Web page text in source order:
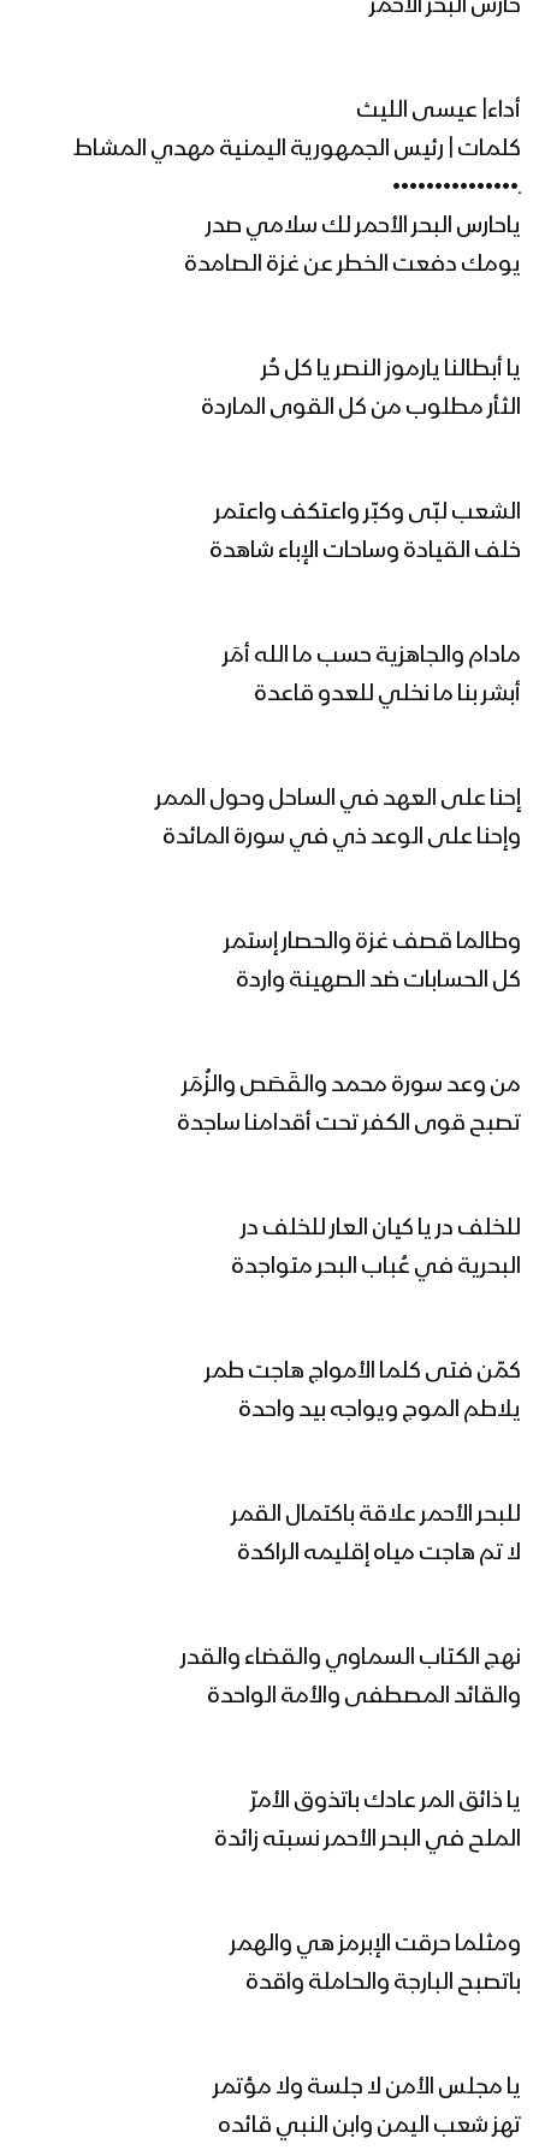
مونتاج زامل تبسم الدهر | عيسى الليث
مونتاج زامل رمز الهداية – عيسى الليث
رمز الهداية | عيسى الليث 1446هـ
هاتوا الحرب الحقيقية – عيسى الليث
1446هـ
أهل اليد الطولى | عيسى الليث 1446هـ
1446هـ
القادم أعظم | عيسى الليث 1446هـ
مونتاج زامل سم الأعداء – عيسى الليث
1446هـ
لواء الإسلام | عيسى الليث 1445هـ
مونتاج زامل عد و استنفر | عيسى الليث
حارس البحر الأحمر
أداء| عيسى الليث
كلمات | رئيس الجمهورية اليمنية مهدي المشاط
ـ•••••••••••••••
ياحارس البحر الأحمر لك سلامي صدر
يومك دفعت الخطر عن غزة الصامدة
يا أبطالنا يارموز النصر يا كل حُر
الثأر مطلوب من كل القوى الماردة
الشعب لبّى وكبّر واعتكف واعتمر
خلف القيادة وساحات الإباء شاهدة
مادام والجاهزية حسب ما الله أمَر
أبشر بنا ما نخلي للعدو قاعدة
إحنا على العهد في الساحل وحول الممر
وإحنا على الوعد ذي في سورة المائدة
وطالما قصف غزة والحصار إستمر
كل الحسابات ضد الصهينة واردة
من وعد سورة محمد والقَصَص والزُمَر
تصبح قوى الكفر تحت أقدامنا ساجدة
للخلف در يا كيان العار للخلف در
البحرية في عُباب البحر متواجدة
كمّن فتى كلما الأمواج هاجت طمر
يلاطم الموج ويواجه بيد واحدة
للبحر الأحمر علاقة باكتمال القمر
لا تم هاجت مياه إقليمه الراكدة
نهج الكتاب السماوي والقضاء والقدر
والقائد المصطفى والأمة الواحدة
يا ذائق المر عادك باتذوق الأمرّ
الملح في البحر الأحمر نسبته زائدة
ومثلما حرقت الإبرمز هي والهمر
باتصبح البارجة والحاملة واقدة
يا مجلس الأمن لا جلسة ولا مؤتمر
تهز شعب اليمن وابن النبي قائده